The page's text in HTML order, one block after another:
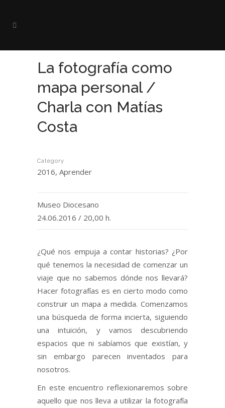
La fotografía como
mapa personal /
Charla con Matías
Costa
Category
2016, Aprender
Museo Diocesano
24.06.2016 / 20,00 h.
¿Qué nos empuja a contar historias? ¿Por
qué tenemos la necesidad de comenzar un
viaje que no sabemos dónde nos llevará?
Hacer fotografías es en cierto modo como
construir un mapa a medida. Comenzamos
una búsqueda de forma incierta, siguiendo
una intuición, y vamos descubriendo
espacios que ni sabíamos que existían, y
sin embargo parecen inventados para
nosotros.
En este encuentro reflexionaremos sobre
aquello que nos lleva a utilizar la fotografía